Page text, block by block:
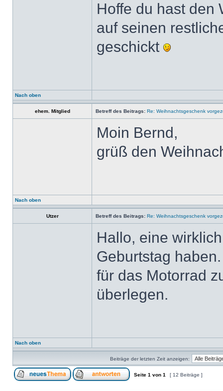
Hoffe du hast den
auf seinen
geschickt
Nach oben
ehem. Mitglied Betreff des Beitrags: Re: Weihnachtsgeschenk
Moin Bernd,
grüß den
Nach oben
Utzer Betreff des Beitrags: Re: Weihnachtsgeschenk
Hallo, eine
Geburtstag
für das Motorrad
überlegen.
Nach oben
Beiträge der letzten Zeit anzeigen:
Seite 1 von 1 [ 12 Beiträge ]